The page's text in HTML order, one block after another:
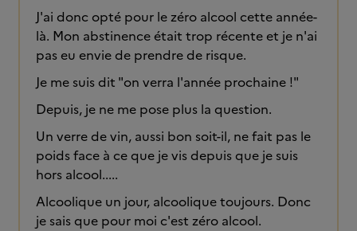
J'ai donc opté pour le zéro alcool cette année-
là. Mon abstinence était trop récente et je n'ai
pas eu envie de prendre de risque.
Je me suis dit "on verra l'année prochaine !"
Depuis, je ne me pose plus la question.
Un verre de vin, aussi bon soit-il, ne fait pas le
poids face à ce que je vis depuis que je suis
hors alcool.....
Alcoolique un jour, alcoolique toujours. Donc
je sais que pour moi c'est zéro alcool.